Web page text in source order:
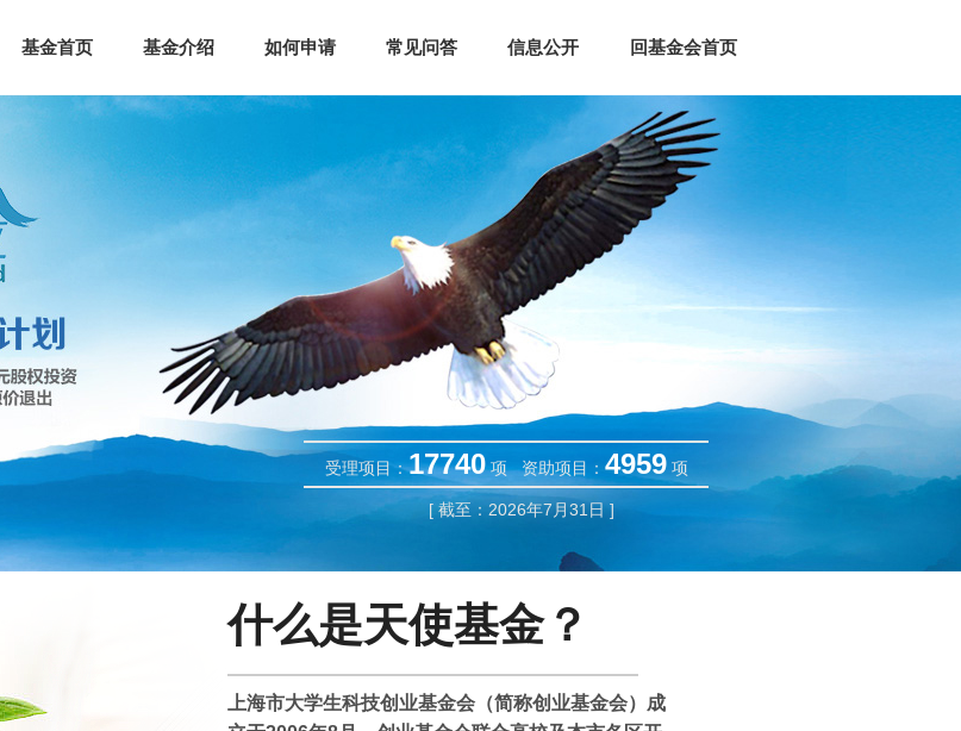
基金首页 基金介绍 如何申请 常见问答 信息公开 回基金会首页
受理项目：17740项 资助项目： 4959项
[ 截至：2026年7月31日 ]
什么是天使基金？
上海市大学生科技创业基金会（简称创业基金会）成